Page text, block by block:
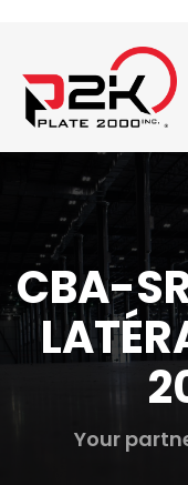
CBA-
Your